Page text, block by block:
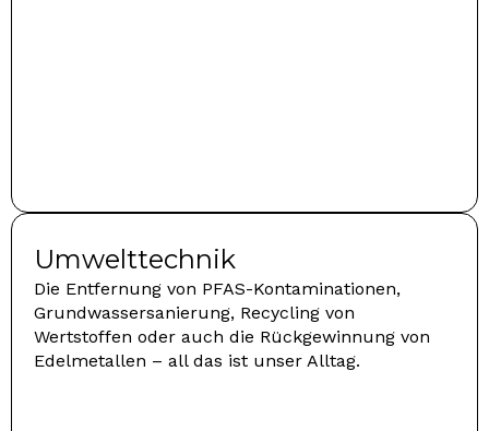
Umwelttechnik
Die Entfernung von PFAS-Kontaminationen,
Grundwassersanierung, Recycling von
Wertstoffen oder auch die Rückgewinnung von
Edelmetallen – all das ist unser Alltag.